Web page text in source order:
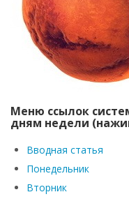
Меню ссылок
дням недели
Вводная статья
Понедельник
Вторник